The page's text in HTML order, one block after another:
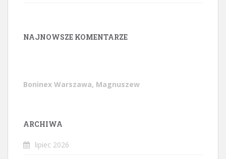
NAJNOWSZE KOMENTARZE
Boninex Warszawa, Magnuszew
ARCHIWA
lipiec 2026